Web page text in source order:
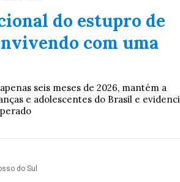
do estupro de
com uma
seis meses de 2026, mantém a
e adolescentes do Brasil e
do Sul